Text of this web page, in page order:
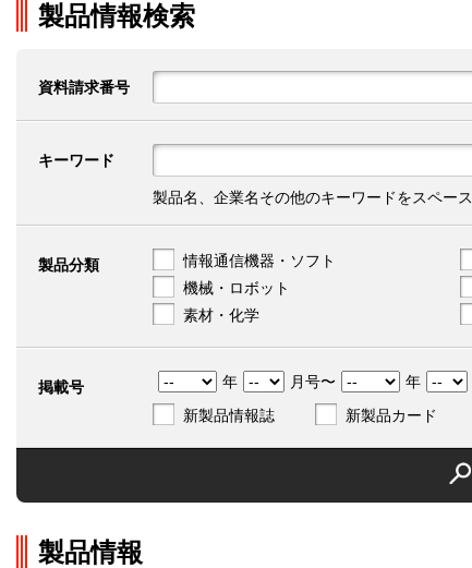
製品情報検索
資料請求番号
キーワード
製品名、企業名その他のキーワードをスペー
製品分類 情報通信機器・ソフト
機械・ロボット
素材・化学
掲載号 年 月号〜 年
新製品情報誌
新製品カード
製品情報